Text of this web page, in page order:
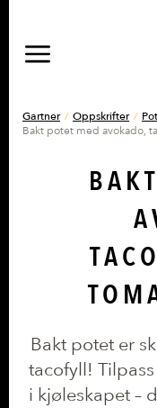
DU ER HER
Gartner Oppskrifter
Bakt potet med avokado,
Bakt potet er
tacofyll!
i kjøleskapet –